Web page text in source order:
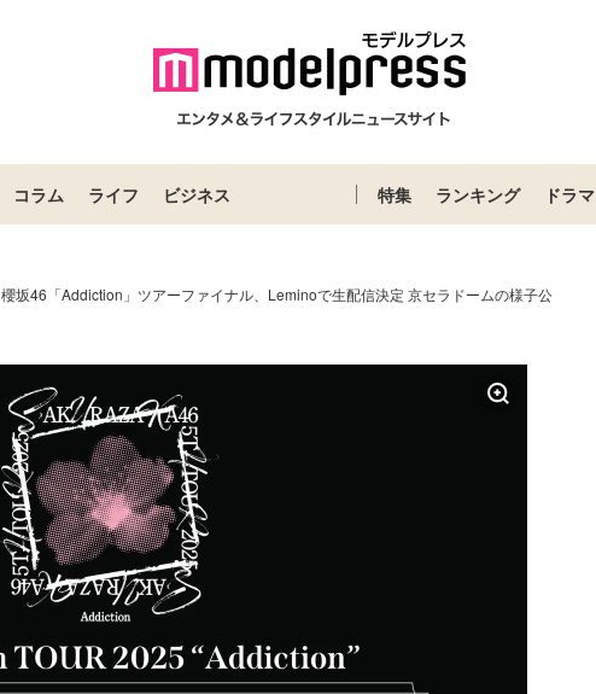
コラム ライフ ビジネス 特集 ランキング ドラマ
櫻坂46「Addiction」ツアーファイナル、Leminoで生配信決定 京セラドームの様子公